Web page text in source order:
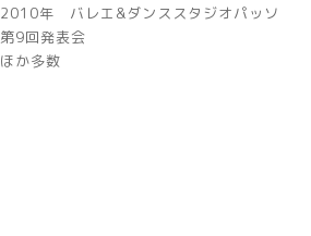
2010年 バレエ&ダンススタジオパッソ
第9回発表会
ほか多数